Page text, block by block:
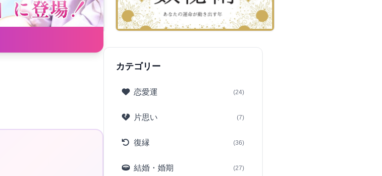
カテゴリー
恋愛運 (24)
片思い (7)
復縁 (36)
結婚・婚期 (27)